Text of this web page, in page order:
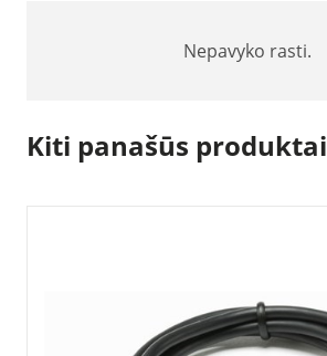
Nepavyko rasti.
Kiti panašūs produktai